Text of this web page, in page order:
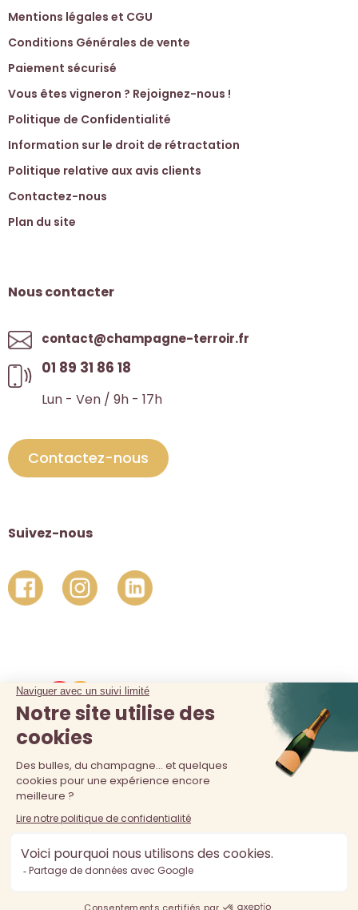
Mentions légales et CGU
Conditions Générales de vente
Paiement sécurisé
Vous êtes vigneron ? Rejoignez-nous !
Politique de Confidentialité
Information sur le droit de rétractation
Politique relative aux avis clients
Contactez-nous
Plan du site
Nous contacter
contact@champagne-terroir.fr
01 89 31 86 18
Lun - Ven / 9h - 17h
Contactez-nous
Suivez-nous
La vente d'alcool est interdite au moins de 18 ans. L'abus
d'alcool est dangereux pour la santé, à consommer avec
modération.